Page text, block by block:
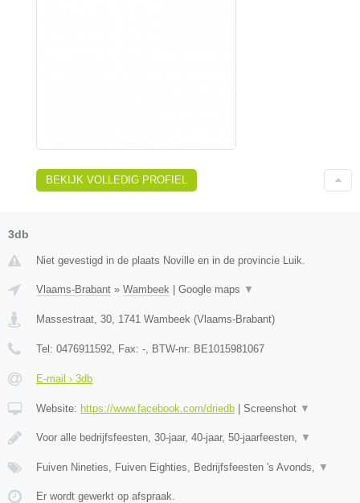
BEKIJK VOLLEDIG PROFIEL
3db
Niet gevestigd in de plaats Noville en in de provincie Luik.
Vlaams-Brabant » Wambeek Google maps ▼
Massestraat, 30 1741 Wambeek (Vlaams-Brabant)
Tel: 0476911592 , Fax: - , BTW-nr: BE1015981067
E-mail › 3db
Website: https://www.facebook.com/driedb Screenshot ▼
Voor alle bedrijfsfeesten, 30-jaar, 40-jaar, 50-jaarfeesten, ▼
Fuiven Nineties, Fuiven Eighties, Bedrijfsfeesten 's Avonds, ▼
Er wordt gewerkt op afspraak.